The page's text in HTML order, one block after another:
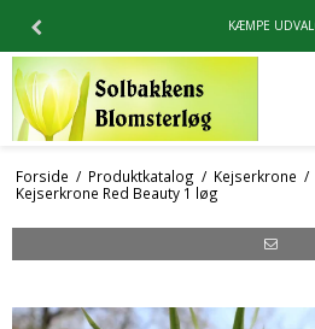
Forside / Produktkatalog / Kejserkrone /
Kejserkrone Red Beauty 1 løg